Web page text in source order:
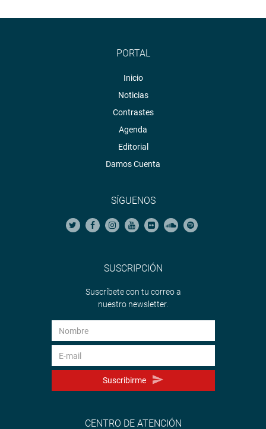
PORTAL
Inicio
Noticias
Contrastes
Agenda
Editorial
Damos Cuenta
SÍGUENOS
SUSCRIPCIÓN
Suscríbete con tu correo a
nuestro newsletter.
Suscribirme
CENTRO DE ATENCIÓN